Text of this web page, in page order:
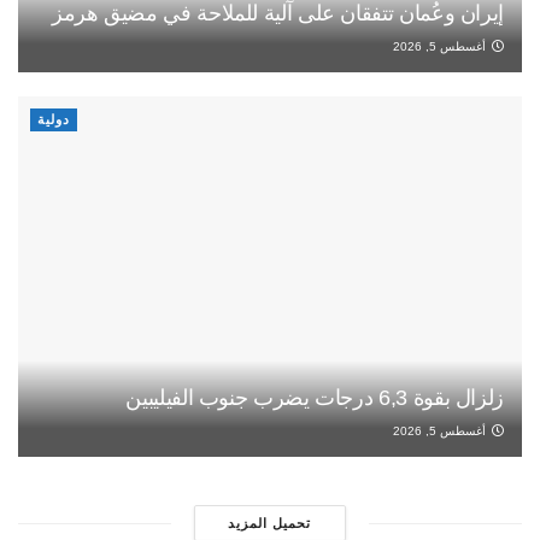
إيران وعُمان تتفقان على آلية للملاحة في مضيق هرمز
أغسطس 5, 2026
دولية
زلزال بقوة 6,3 درجات يضرب جنوب الفيليبين
أغسطس 5, 2026
تحميل المزيد